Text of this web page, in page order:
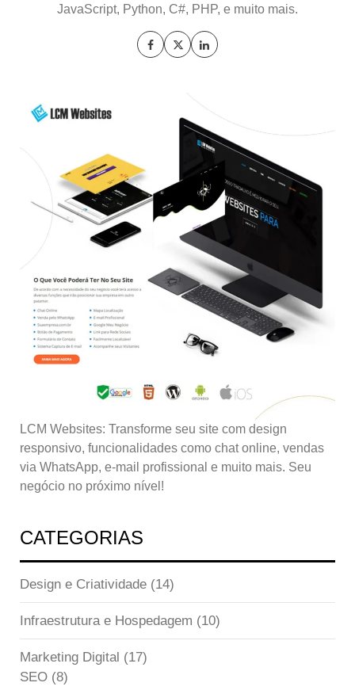
JavaScript, Python, C#, PHP, e muito mais.
LCM Websites: Transforme seu site com design
responsivo, funcionalidades como chat online, vendas
via WhatsApp, e-mail profissional e muito mais. Seu
negócio no próximo nível!
CATEGORIAS
Design e Criatividade (14)
Infraestrutura e Hospedagem (10)
Marketing Digital (17)
SEO (8)